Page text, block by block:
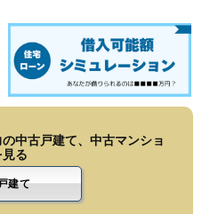
中古戸建て、中古マンショ
見る
建て